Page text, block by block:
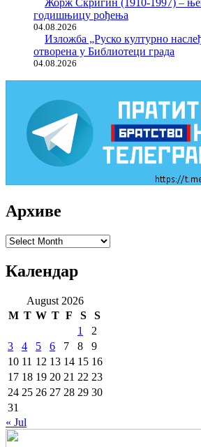
Жорж Скригин (1910-1997) –
годишњицу рођења
04.08.2026
Изложба „Руско културно
отворена у Библиотеци града
04.08.2026
Архиве
Архиве
Календар
August 2026
M T W T F S
S
1
2
3
4 5 6 7 8
9
10 11 12 13 14 15 16
17 18 19 20 21 22 23
24 25 26 27 28 29 30
31
« Jul